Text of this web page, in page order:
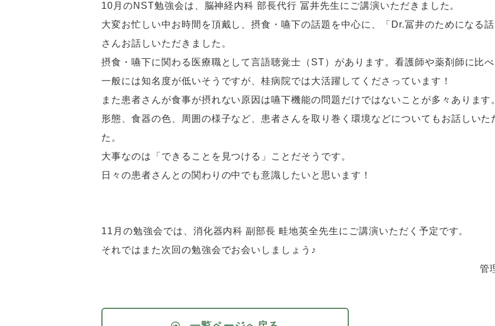
10月のNST勉強会は、脳神経内科 部長代行 冨井先生にご講演いただきました。
大変お忙しい中お時間を頂戴し、摂食・嚥下の話題を中心に、「Dr.冨井のためになる話
さんお話しいただきました。
摂食・嚥下に関わる医療職として言語聴覚士（ST）があります。 看護師や薬剤師に比
一般には知名度が低いそうですが、桂病院では大活躍してくださっています！
また患者さんが食事が摂れない原因は嚥下機能の問題だけではない ことが多々あります
形態、食器の色、周囲の様子など、 患者さんを取り巻く環境などについてもお話しいた
た。
大事なのは「できることを見つける」 ことだそうです。
日々の患者さんとの関わりの中でも意識したいと思います！
11月の勉強会では、消化器内科 副部長 畦地英全先生にご講演いただく予定です。
それではまた次回の勉強会でお会いしましょう♪
管